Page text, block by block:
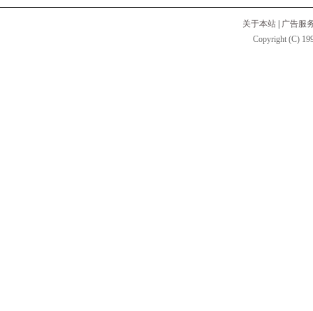
关于本站
广告服
Copyright (C)